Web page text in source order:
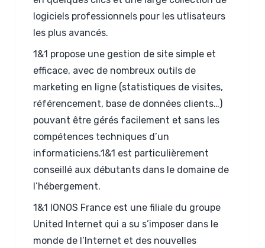
logiciels professionnels pour les utlisateurs
les plus avancés.
1&1 propose une gestion de site simple et
efficace, avec de nombreux outils de
marketing en ligne (statistiques de visites,
référencement, base de données clients…)
pouvant être gérés facilement et sans les
compétences techniques d’un
informaticiens.1&1 est particulièrement
conseillé aux débutants dans le domaine de
l’hébergement.
1&1 IONOS France est une filiale du groupe
United Internet qui a su s’imposer dans le
monde de l’Internet et des nouvelles